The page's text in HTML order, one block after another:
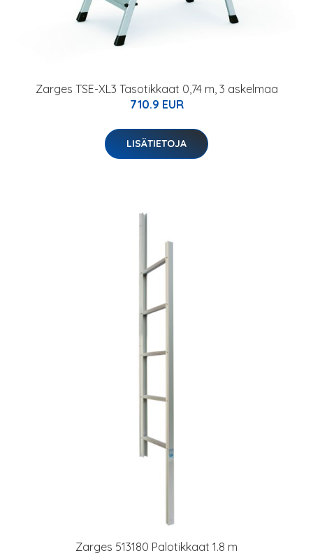
Zarges TSE-XL3 Tasotikkaat 0,74 m, 3 askelmaa
710.9 EUR
LISÄTIETOJA
Zarges 513180 Palotikkaat 1.8 m